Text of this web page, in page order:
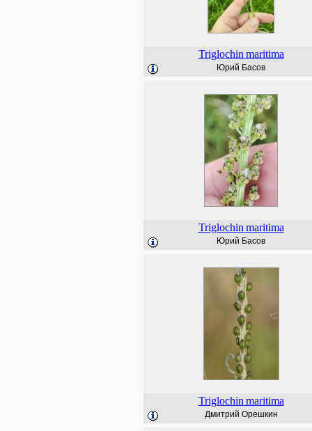
Triglochin maritima
Юрий Басов
Triglochin maritima
Юрий Басов
Triglochin maritima
Дмитрий Орешкин